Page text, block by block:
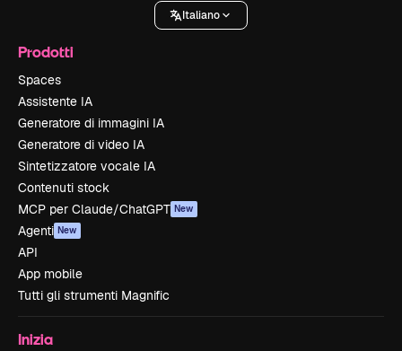
Italiano
Prodotti
Spaces
Assistente IA
Generatore di immagini IA
Generatore di video IA
Sintetizzatore vocale IA
Contenuti stock
MCP per Claude/ChatGPT New
Agenti New
API
App mobile
Tutti gli strumenti Magnific
Inizia